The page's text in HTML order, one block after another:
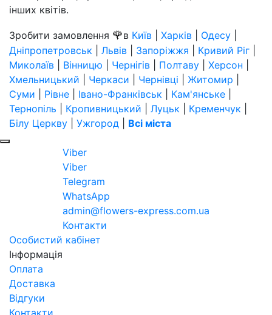
інших квітів.
Зробити замовлення 🌹в Київ Харків Одесу
Дніпропетровськ
Львів Запоріжжя Кривий Ріг
Миколаїв
Вінницю Чернігів Полтаву Херсон
Хмельницький
Черкаси Чернівці Житомир
Суми
Рівне Івано-Франківськ Кам'янське
Тернопіль
Кропивницький Луцьк Кременчук
Білу Церкву
Ужгород Всі міста
Viber
Viber
Telegram
WhatsApp
admin@flowers-express.com.ua
Контакти
Особистий кабінет
Інформація
Оплата
Доставка
Відгуки
Контакти